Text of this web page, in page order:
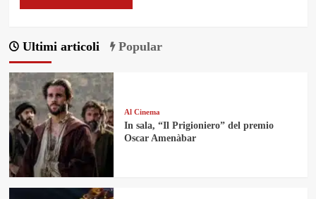
Ultimi articoli Popular
Al Cinema
In sala, “Il Prigioniero” del premio
Oscar Amenàbar